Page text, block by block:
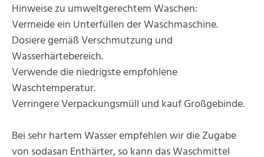
Hinweise zu umweltgerechtem Waschen:
Vermeide ein Unterfüllen der Waschmaschine.
Dosiere gemäß Verschmutzung und
Wasserhärtebereich.
Verwende die niedrigste empfohlene
Waschtemperatur.
Verringere Verpackungsmüll und kauf Großgebinde.
Bei sehr hartem Wasser empfehlen wir die Zugabe
von sodasan Enthärter, so kann das Waschmittel